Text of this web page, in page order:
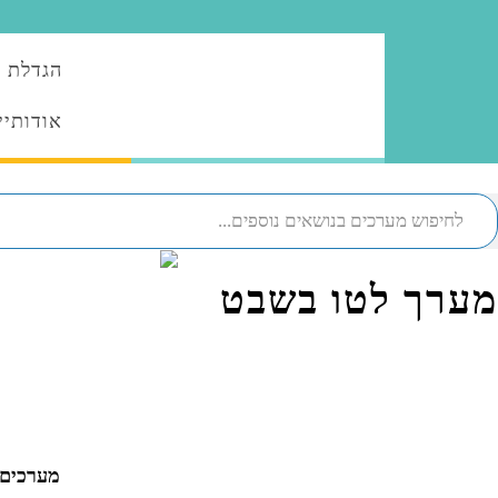
הגדלת
מערך לטו בשבט